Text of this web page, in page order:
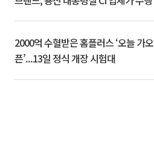
2000억 수혈받은 홈플러스 ‘오늘 가오
픈’...13일 정식 개장 시험대